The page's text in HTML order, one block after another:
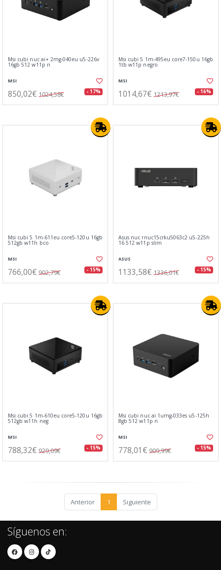
Msi cubi nuc ai+ 2mg-040eu u5-226v
16gb 512 w11p n
MSI
850,02€ 1024,58€ - 17%
Msi cubi 5 1m-495eu core7-150u 16gb
1tb w11p negro
MSI
1014,67€ 1213,97€ - 16%
Msi cubi 5 1m-611eu core5-120u 16gb
512gb w11h bco
MSI
766,00€ 902,79€ - 15%
Asus nuc rnuc15crku5063c2 u5-225h
16 512 w11p slim
ASUS
1133,58€ 1336,01€ - 15%
Msi cubi 5 1m-610eu core5-120u 16gb
512gb w11h neg
MSI
788,32€ 929,09€ - 15%
Msi cubi nuc ai 1umg-033es u5-125h
8gb 512 w11p n
MSI
778,01€ 909,99€ - 15%
Anterior 1 Siguiente
Síguenos en: